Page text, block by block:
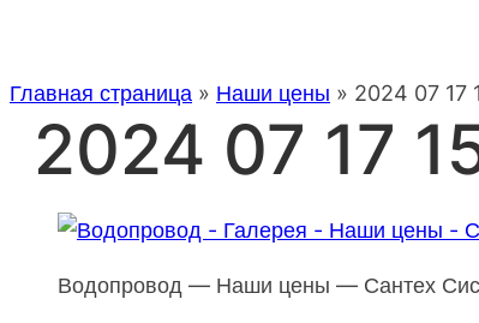
Главная страница » Наши цены » 2024 07 17
2024 07 17
Водопровод — Наши цены — Сантех